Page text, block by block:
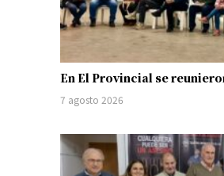
En El Provincial se
7 agosto 2026